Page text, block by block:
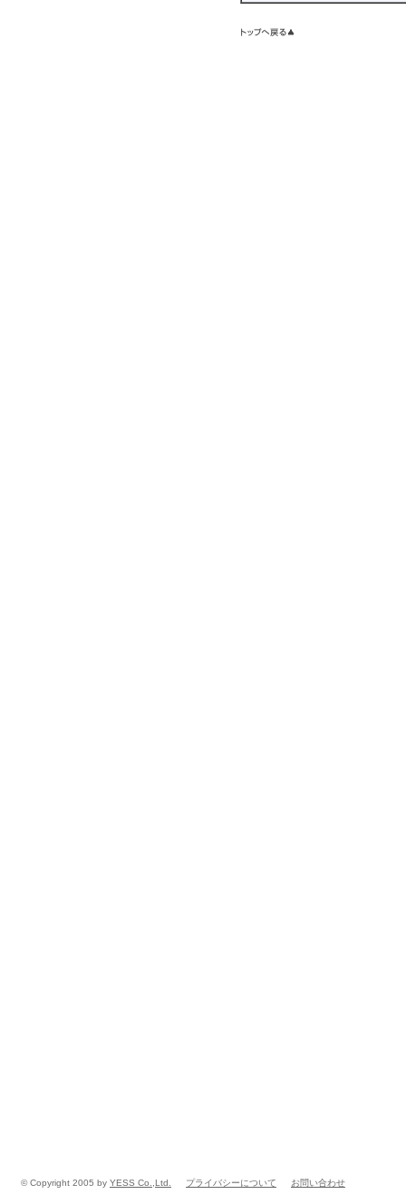
© Copyright 2005 by YESS Co.,Ltd. プライバシーについて お問い合わせ